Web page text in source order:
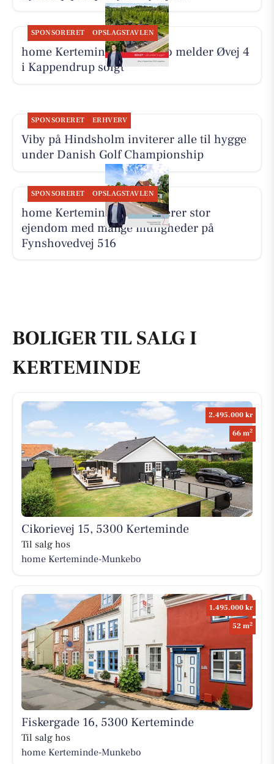
SPONSORERET OPSLAGSTAVLEN
home Kerteminde-Munkebo melder Øvej 4
i Kappendrup solgt
SPONSORERET ERHVERV
Viby på Hindsholm inviterer alle til hygge
under Danish Golf Championship
SPONSORERET OPSLAGSTAVLEN
home Kerteminde præsenterer stor
ejendom med mange muligheder på
Fynshovedvej 516
BOLIGER TIL SALG I
KERTEMINDE
2.495.000 kr
66 m2
Cikorievej 15, 5300 Kerteminde
Til salg hos
home Kerteminde-Munkebo
1.495.000 kr
52 m2
Fiskergade 16, 5300 Kerteminde
Til salg hos
home Kerteminde-Munkebo